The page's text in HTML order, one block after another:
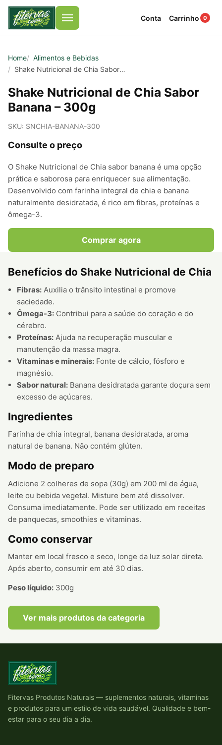
Menu Conta Carrinho 0
Home
Alimentos e Bebidas
Shake Nutricional de Chia Sabor Banana
Shake Nutricional de Chia Sabor
Banana – 300g
SKU: SNCHIA-BANANA-300
Consulte o preço
O Shake Nutricional de Chia sabor banana é uma opção
prática e saborosa para enriquecer sua alimentação.
Desenvolvido com farinha integral de chia e banana
naturalmente desidratada, é rico em fibras, proteínas e
ômega-3.
Comprar agora
Benefícios do Shake Nutricional de Chia
Fibras: Auxilia o trânsito intestinal e promove
saciedade.
Ômega-3: Contribui para a saúde do coração e do
cérebro.
Proteínas: Ajuda na recuperação muscular e
manutenção da massa magra.
Vitaminas e minerais: Fonte de cálcio, fósforo e
magnésio.
Sabor natural: Banana desidratada garante doçura sem
excesso de açúcares.
Ingredientes
Farinha de chia integral, banana desidratada, aroma
natural de banana. Não contém glúten.
Modo de preparo
Adicione 2 colheres de sopa (30g) em 200 ml de água,
leite ou bebida vegetal. Misture bem até dissolver.
Consuma imediatamente. Pode ser utilizado em receitas
de panquecas, smoothies e vitaminas.
Como conservar
Manter em local fresco e seco, longe da luz solar direta.
Após aberto, consumir em até 30 dias.
Peso líquido: 300g
Ver mais produtos da categoria
Fitervas Produtos Naturais — suplementos naturais, vitaminas
e produtos para um estilo de vida saudável. Qualidade e bem-
estar para o seu dia a dia.